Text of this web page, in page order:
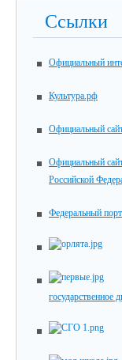
Ссылки
Официальный
Культура.рф
Официальный
Официальный
Российской
Федеральный